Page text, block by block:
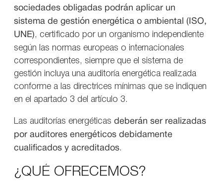
sociedades obligadas podrán aplicar un
sistema de gestión energética o ambiental (ISO,
UNE), certificado por un organismo independiente
según las normas europeas o internacionales
correspondientes, siempre que el sistema de
gestión incluya una auditoría energética realizada
conforme a las directrices mínimas que se indiquen
en el apartado 3 del artículo 3.
Las auditorías energéticas deberán ser realizadas
por auditores energéticos debidamente
cualificados y acreditados.
¿QUÉ OFRECEMOS?